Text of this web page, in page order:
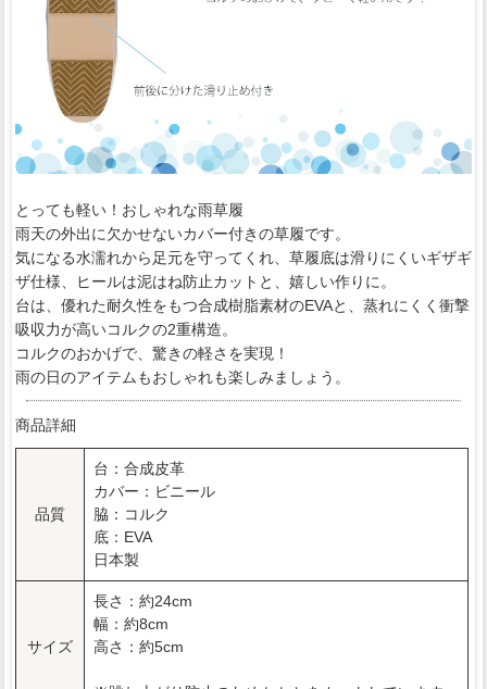
とっても軽い！おしゃれな雨草履
雨天の外出に欠かせないカバー付きの草履です。
気になる水濡れから足元を守ってくれ、草履底は滑りにくいギザギ
ザ仕様、ヒールは泥はね防止カットと、嬉しい作りに。
台は、優れた耐久性をもつ合成樹脂素材のEVAと、蒸れにくく衝撃
吸収力が高いコルクの2重構造。
コルクのおかげで、驚きの軽さを実現！
雨の日のアイテムもおしゃれも楽しみましょう。
商品詳細
品質
台：合成皮革
カバー：ビニール
脇：コルク
底：EVA
日本製
サイズ
長さ：約24cm
幅：約8cm
高さ：約5cm